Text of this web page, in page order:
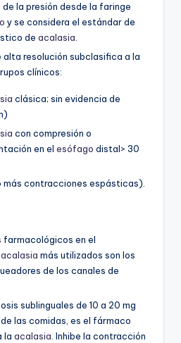
la presión desde la faringe
y se considera el estándar de
de acalasia
alta resolución subclasifica a la
clínicos:
clásica; sin evidencia de
con compresión o
en el esófago distal> 30
más contracciones espásticas).
farmacológicos en el
acalasia más utilizados son los
de los canales de
sublinguales de 10 a 20 mg
las comidas, es el fármaco
la acalasia . Inhibe la contracción